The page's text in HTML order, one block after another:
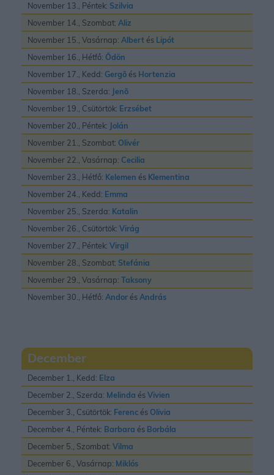
November 13., Péntek: Szilvia
November 14., Szombat: Aliz
November 15., Vasárnap: Albert és Lipót
November 16., Hétfő: Ödön
November 17., Kedd: Gergõ és Hortenzia
November 18., Szerda: Jenõ
November 19., Csütörtök: Erzsébet
November 20., Péntek: Jolán
November 21., Szombat: Olivér
November 22., Vasárnap: Cecilia
November 23., Hétfő: Kelemen és Klementina
November 24., Kedd: Emma
November 25., Szerda: Katalin
November 26., Csütörtök: Virág
November 27., Péntek: Virgil
November 28., Szombat: Stefánia
November 29., Vasárnap: Taksony
November 30., Hétfő: Andor ésAndrás
December
December 1., Kedd: Elza
December 2., Szerda: Melinda ésVivien
December 3., Csütörtök: Ferenc és Olivia
December 4., Péntek: Barbara és Borbála
December 5., Szombat: Vilma
December 6., Vasárnap: Miklós